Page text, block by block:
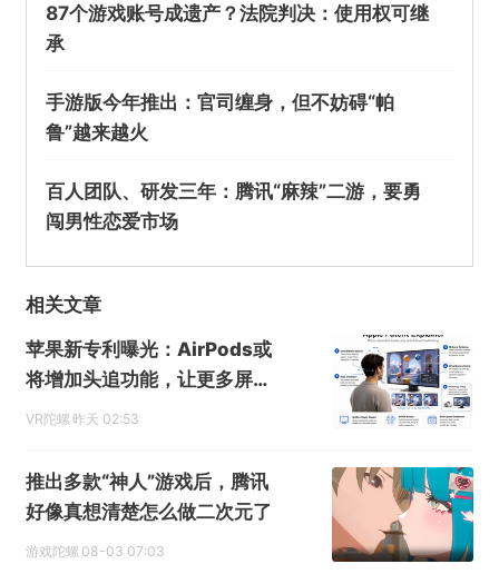
谈好了？传腾讯与苹果达成微信小游戏协议，苹
不实信息 违法犯罪 其他
提交
87个游戏账号成遗产？法院判决：使用权可继
承
手游版今年推出：官司缠身，但不妨碍“帕
鲁”越来越火
百人团队、研发三年：腾讯“麻辣”二游，要勇
闯男性恋爱市场
相关文章
苹果新专利曝光：AirPods或
将增加头追功能，让更多屏幕
具备空间显示能力
VR陀螺 昨天 02:53
推出多款“神人”游戏后，腾讯
好像真想清楚怎么做二次元了
游戏陀螺 08-03 07:03